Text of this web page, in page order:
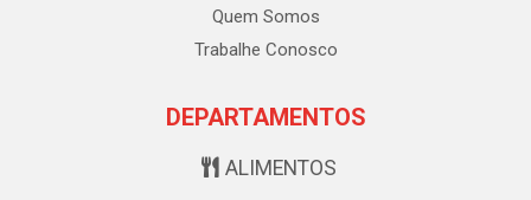
Quem Somos
Trabalhe Conosco
DEPARTAMENTOS
ALIMENTOS